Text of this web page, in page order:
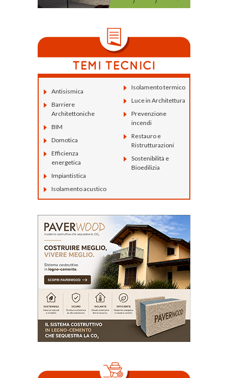
Antisismica
Barriere
Architettoniche
BIM
Domotica
Efficienza
energetica
Impiantistica
Isolamento acustico
Isolamento termico
Luce in Architettura
Prevenzione
incendi
Restauro e
Ristrutturazioni
Sostenibilità e
Bioedilizia